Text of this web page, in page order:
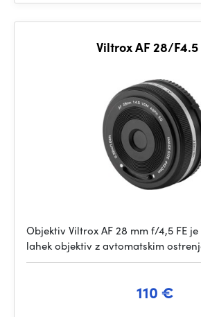
Viltrox AF 28/F4.5
Objektiv Viltrox AF 28 mm f/4,5 FE
lahek objektiv z avtomatskim
110 €